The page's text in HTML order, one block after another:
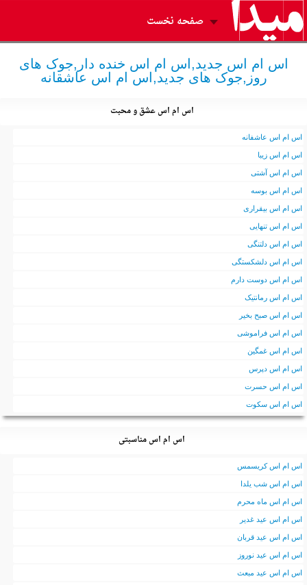
صفحه نخست
اس ام اس جدید,اس ام اس خنده دار,جوک های
روز,جوک های جدید,اس ام اس عاشقانه
اس ام اس عشق و محبت
اس ام اس عاشفانه
اس ام اس زیبا
اس ام اس آشتی
اس ام اس بوسه
اس ام اس بیقراری
اس ام اس تنهایی
اس ام اس دلتنگی
اس ام اس دلشکستگی
اس ام اس دوست دارم
اس ام اس رمانتیک
اس ام اس صبح بخیر
اس ام اس فراموشی
اس ام اس غمگین
اس ام اس دپرس
اس ام اس حسرت
اس ام اس سکوت
اس ام اس مناسبتی
اس ام اس کریسمس
اس ام اس شب یلدا
اس ام اس ماه محرم
اس ام اس عید غدیر
اس ام اس عید قربان
اس ام اس عید نوروز
اس ام اس عید مبعث